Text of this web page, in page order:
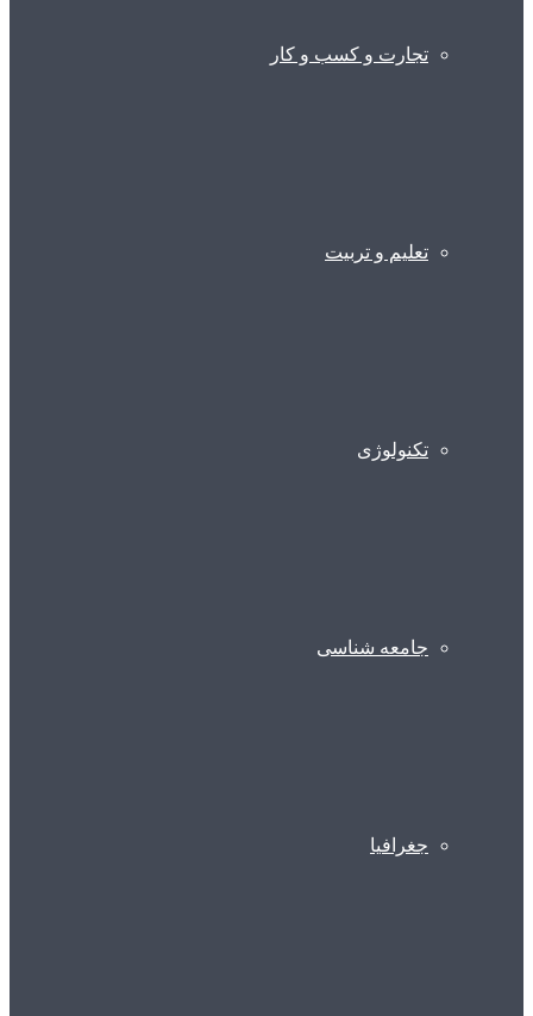
تجارت و کسب و کار
تعلیم و تربیت
تکنولوژی
جامعه شناسی
جغرافیا